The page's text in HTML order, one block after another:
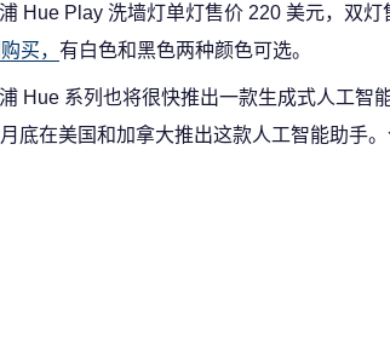
Hue Play 洗墙灯单灯售价 220 美元，双
买， 有白色和黑色两种颜色可选。
Hue 系列也将很快推出一款生成式人工智
底在美国和加拿大推出这款人工智能助手